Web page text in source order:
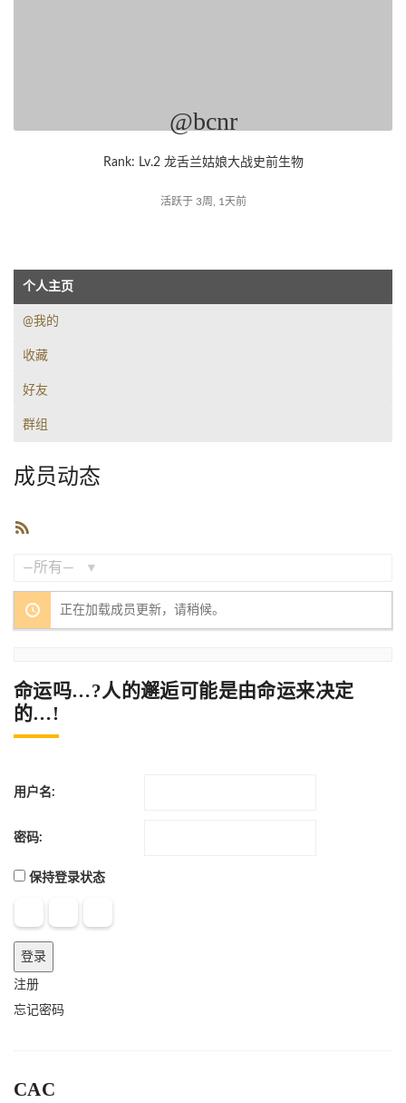
@bcnr
Rank: Lv.2 龙舌兰姑娘大战史前生物
活跃于 3周, 1天前
个人主页
@我的
收藏
好友
群组
成员动态
阅
正在加载成员更新，请稍候。
命运吗…?人的邂逅可能是由命运来决定
的…!
用户名:
密码:
保持登录状态
登录
注册
忘记密码
CAC